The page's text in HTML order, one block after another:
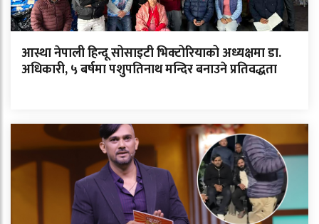
आस्था नेपाली हिन्दू सोसाइटी भिक्टोरियाको अध्यक्षमा डा.
अधिकारी, ५ बर्षमा पशुपतिनाथ मन्दिर बनाउने प्रतिवद्धता